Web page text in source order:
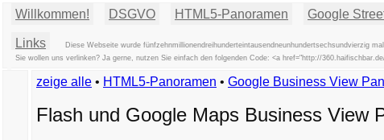
Willkommen! DSGVO HTML5-Panoramen Google
Links
Diese Webseite wurde fünfzehnmillionendreihunderteintausendneunhundertsechsundvierzig
Sie wollen uns verlinken? Ja gerne, nutzen Sie einfach den folgenden Code: <a href="http://
zeige alle • HTML5-Panoramen • Google Business View
Flash und Google Maps Business View